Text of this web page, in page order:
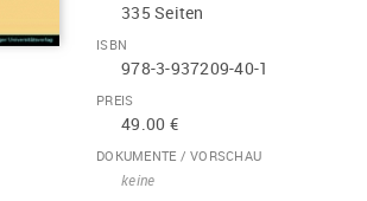
335 Seiten
ISBN
978-3-937209-40-1
PREIS
49.00 €
DOKUMENTE / VORSCHAU
keine